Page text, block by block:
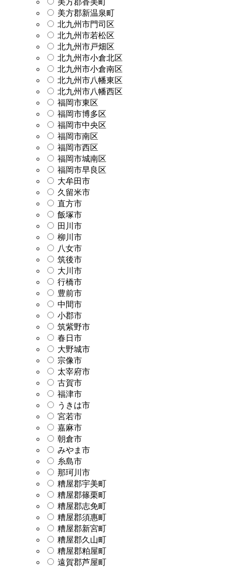
美方郡新温泉町
北九州市門司区
北九州市若松区
北九州市戸畑区
北九州市小倉北区
北九州市小倉南区
北九州市八幡東区
北九州市八幡西区
福岡市東区
福岡市博多区
福岡市中央区
福岡市南区
福岡市西区
福岡市城南区
福岡市早良区
大牟田市
久留米市
直方市
飯塚市
田川市
柳川市
八女市
筑後市
大川市
行橋市
豊前市
中間市
小郡市
筑紫野市
春日市
大野城市
宗像市
太宰府市
古賀市
福津市
うきは市
宮若市
嘉麻市
朝倉市
みやま市
糸島市
那珂川市
糟屋郡宇美町
糟屋郡篠栗町
糟屋郡志免町
糟屋郡須惠町
糟屋郡新宮町
糟屋郡久山町
糟屋郡粕屋町
遠賀郡芦屋町